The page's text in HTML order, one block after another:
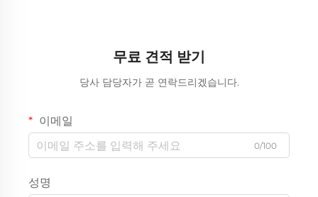
무료 견적 받기
당사 담당자가 곧 연락드리겠습니다.
이메일
0/100
성명